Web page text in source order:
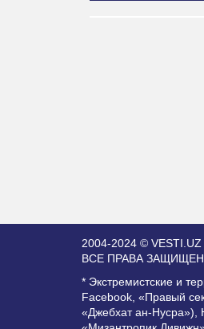
2004-2024 © VESTI.UZ
ВСЕ ПРАВА
* Экстремистские и
Facebook, «Правый
«Джебхат ан-Нусра»),